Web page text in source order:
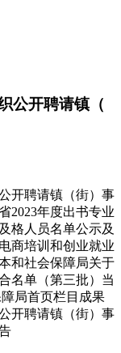
公开聘请镇（
开聘请镇（街）事
2023年度出书专业
格人员名单公示及
商培训和创业就业
和社会保障局关于
名单（第三批）当
局首页栏目成果
开聘请镇（街）事